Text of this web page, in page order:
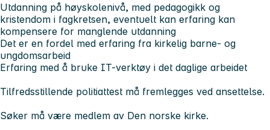
Utdanning på høyskolenivå, med pedagogikk og
kristendom i fagkretsen, eventuelt kan erfaring kan
kompensere for manglende utdanning
Det er en fordel med erfaring fra kirkelig barne- og
ungdomsarbeid
Erfaring med å bruke IT-verktøy i det daglige arbeidet
Tilfredsstillende politiattest må fremlegges ved ansettelse.
Søker må være medlem av Den norske kirke.